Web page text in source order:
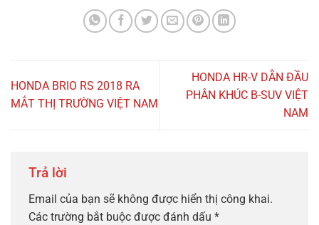
HONDA BRIO RS 2018 RA
MẮT THỊ TRƯỜNG VIỆT NAM
HONDA HR-V DẪN ĐẦU
PHÂN KHÚC B-SUV VIỆT
NAM
Trả lời
Email của bạn sẽ không được hiển thị công khai.
Các trường bắt buộc được đánh dấu *